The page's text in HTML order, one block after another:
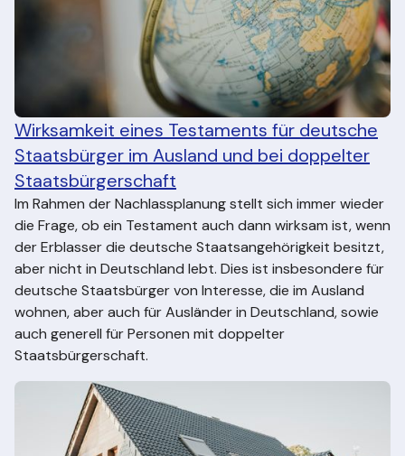
Wirksamkeit eines Testaments für deutsche
Staatsbürger im Ausland und bei doppelter
Staatsbürgerschaft
Im Rahmen der Nachlassplanung stellt sich immer wieder
die Frage, ob ein Testament auch dann wirksam ist, wenn
der Erblasser die deutsche Staatsangehörigkeit besitzt,
aber nicht in Deutschland lebt. Dies ist insbesondere für
deutsche Staatsbürger von Interesse, die im Ausland
wohnen, aber auch für Ausländer in Deutschland, sowie
auch generell für Personen mit doppelter
Staatsbürgerschaft.